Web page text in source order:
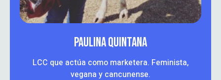
PAULINA QUINTANA
LCC que actúa como marketera. Feminista,
vegana y cancunense.